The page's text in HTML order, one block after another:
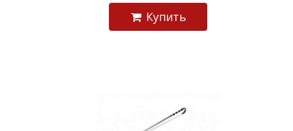
Купить